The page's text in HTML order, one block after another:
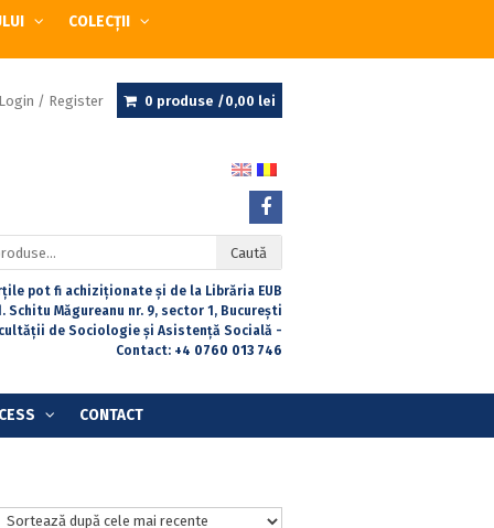
COLECȚII
Login / Register 0 produse /0,00 lei
Caută
pot fi achiziționate și de la Librăria EUB
Schitu Măgureanu nr. 9, sector 1, București
de Sociologie și Asistență Socială -
Contact: +4 0760 013 746
CONTACT